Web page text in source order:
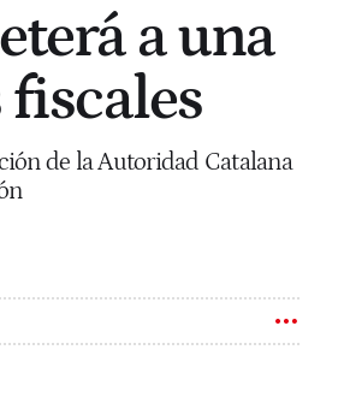
a una
de la Autoridad Catalana